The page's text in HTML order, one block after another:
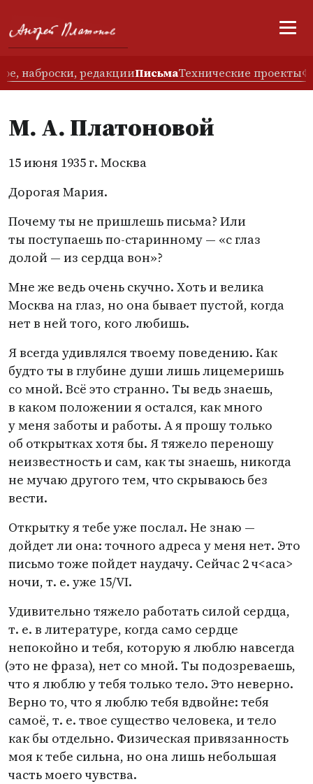
наброски, редакцииПисьмаТехнические проекты
М. А. Платоновой
15 июня 1935 г. Москва
Дорогая Мария.
Почему ты не пришлешь письма? Или
ты поступаешь по-старинному — «с глаз
долой — из сердца вон»?
Мне же ведь очень скучно. Хоть и велика
Москва на глаз, но она бывает пустой, когда
нет в ней того, кого любишь.
Я всегда удивлялся твоему поведению. Как
будто ты в глубине души лишь лицемеришь
со мной. Всё это странно. Ты ведь знаешь,
в каком положении я остался, как много
у меня заботы и работы. А я прошу только
об открытках хотя бы. Я тяжело переношу
неизвестность и сам, как ты знаешь, никогда
не мучаю другого тем, что скрываюсь без
вести.
Открытку я тебе уже послал. Не знаю —
дойдет ли она: точного адреса у меня нет. Это
письмо тоже пойдет наудачу. Сейчас 2 ч<аса>
ночи, т. е. уже 15/VI.
Удивительно тяжело работать силой сердца,
т. е. в литературе, когда само сердце
непокойно и тебя, которую я люблю навсегда
(это не фраза), нет со мной. Ты подозреваешь,
что я люблю у тебя только тело. Это неверно.
Верно то, что я люблю тебя вдвойне: тебя
самоё, т. е. твое существо человека, и тело
как бы отдельно. Физическая привязанность
моя к тебе сильна, но она лишь небольшая
часть моего чувства.